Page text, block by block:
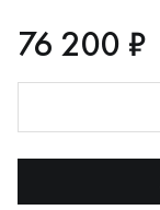
RUB
76200
76 200 ₽